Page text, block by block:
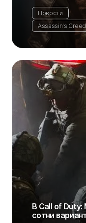
Новости
Assassin's
В Call of Duty:
сотни